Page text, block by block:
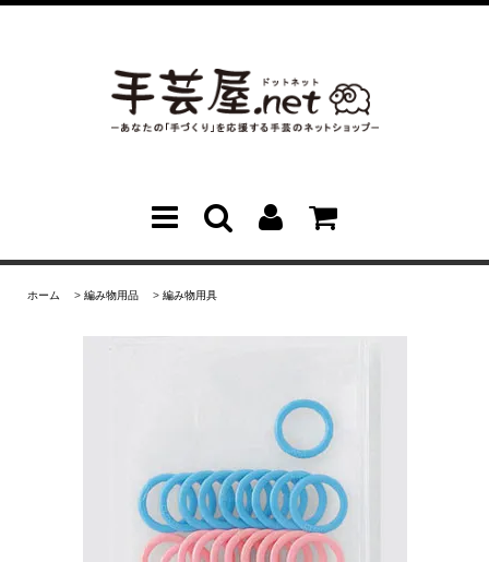
ホーム > 編み物用品 > 編み物用具